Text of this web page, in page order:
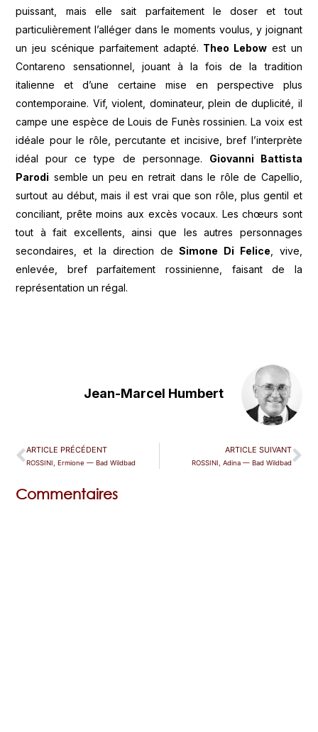
puissant, mais elle sait parfaitement le doser et tout
particulièrement l’alléger dans le moments voulus, y joignant
un jeu scénique parfaitement adapté. Theo Lebow est un
Contareno sensationnel, jouant à la fois de la tradition
italienne et d’une certaine mise en perspective plus
contemporaine. Vif, violent, dominateur, plein de duplicité, il
campe une espèce de Louis de Funès rossinien. La voix est
idéale pour le rôle, percutante et incisive, bref l’interprète
idéal pour ce type de personnage. Giovanni Battista
Parodi semble un peu en retrait dans le rôle de Capellio,
surtout au début, mais il est vrai que son rôle, plus gentil et
conciliant, prête moins aux excès vocaux. Les chœurs sont
tout à fait excellents, ainsi que les autres personnages
secondaires, et la direction deSimone Di Felice , vive,
enlevée, bref parfaitement rossinienne, faisant de la
représentation un régal.
Jean-Marcel Humbert
ARTICLE PRÉCÉDENT
ROSSINI, Ermione — Bad Wildbad
ARTICLE SUIVANT
ROSSINI, Adina — Bad Wildbad
Commentaires